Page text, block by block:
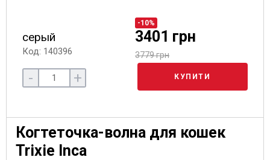
серый
Код: 140396
-10%
3401 грн
3779 грн
- + КУПИТИ
Когтеточка-волна для кошек
Trixie Inca